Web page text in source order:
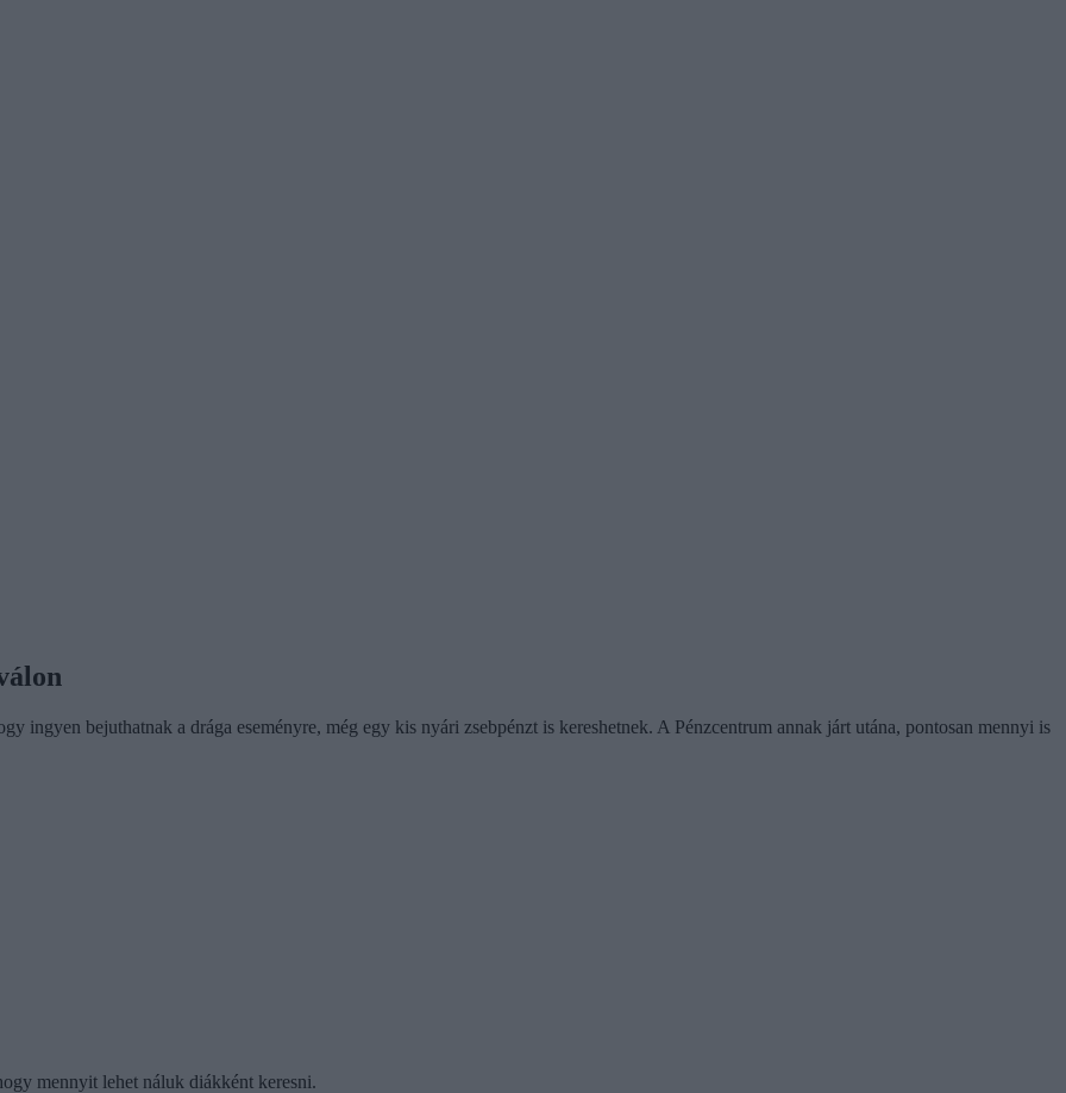
ingyen bejuthatnak a drága eseményre, még egy kis nyári zsebpénzt is kereshetnek. A Pénzcentrum annak járt utána, pontosan mennyi is
mennyit lehet náluk diákként keresni.